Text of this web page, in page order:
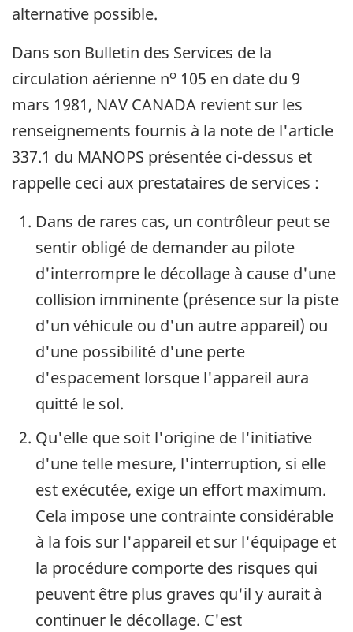
alternative possible.
Dans son Bulletin des Services de la
circulation aérienne no 105 en date du 9
mars 1981, NAV CANADA revient sur les
renseignements fournis à la note de l'article
337.1 du MANOPS présentée ci-dessus et
rappelle ceci aux prestataires de services :
Dans de rares cas, un contrôleur peut se
sentir obligé de demander au pilote
d'interrompre le décollage à cause d'une
collision imminente (présence sur la piste
d'un véhicule ou d'un autre appareil) ou
d'une possibilité d'une perte
d'espacement lorsque l'appareil aura
quitté le sol.
Qu'elle que soit l'origine de l'initiative
d'une telle mesure, l'interruption, si elle
est exécutée, exige un effort maximum.
Cela impose une contrainte considérable
à la fois sur l'appareil et sur l'équipage et
la procédure comporte des risques qui
peuvent être plus graves qu'il y aurait à
continuer le décollage. C'est